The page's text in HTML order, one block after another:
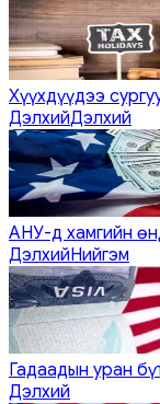
Хүүхдүүдээ
ДэлхийДэлхий
АНУ-д хамгийн
ДэлхийНийгэм
Гадаадын уран
Дэлхий